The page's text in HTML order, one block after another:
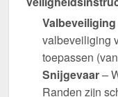
Valbeveiliging
valbeveiliging
toepassen
Snijgevaar–
Randen zijn